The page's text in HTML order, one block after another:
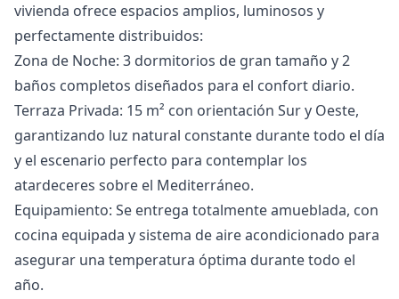
vivienda ofrece espacios amplios, luminosos y
perfectamente distribuidos:
Zona de Noche: 3 dormitorios de gran tamaño y 2
baños completos diseñados para el confort diario.
Terraza Privada: 15 m² con orientación Sur y Oeste,
garantizando luz natural constante durante todo el día
y el escenario perfecto para contemplar los
atardeceres sobre el Mediterráneo.
Equipamiento: Se entrega totalmente amueblada, con
cocina equipada y sistema de aire acondicionado para
asegurar una temperatura óptima durante todo el
año.